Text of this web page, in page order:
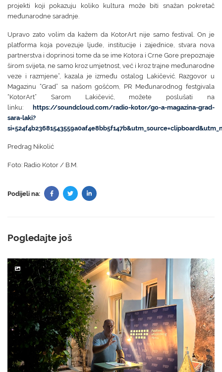
projekti koji pokazuju koliko kultura može biti snažan pokretač
međunarodne saradnje.
Upravo zato volim da kažem da KotorArt nije samo festival. On je
platforma koja povezuje ljude, institucije i zajednice, stvara nova
partnerstva i doprinosi tome da se ime Kotora i Crne Gore prepoznaje
širom svijeta, ne samo kroz umjetnost, već i kroz trajne međunarodne
veze i razmjene”, kazala je između ostalog Lakičević. Razgovor u
Magazinu “Grad” sa našom gošćom, PR Međunarodnog festgivala
“KotorArt” Sarom Lakičević, možete poslušati na
linku:
https://soundcloud.com/radio-kotor/go-a-magazina-grad-
sara-laki?
Predrag Nikolić
Foto: Radio Kotor / B.M.
Podijeli na:
Pogledajte još